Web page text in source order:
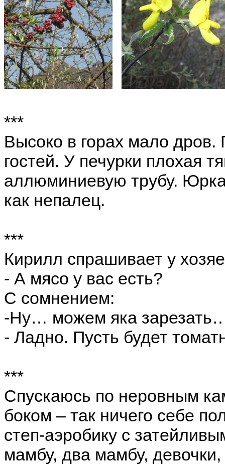
***
Высоко в горах мало
гостей. У печурки плохая
аллюминиевую трубу.
как непалец.
***
Кирилл спрашивает у
- А мясо у вас есть?
С сомнением:
-Ну… можем яка
- Ладно. Пусть будет
***
Спускаюсь по неровным
боком – так ничего себе
степ-аэробику с
мамбу, два мамбу, девочки,